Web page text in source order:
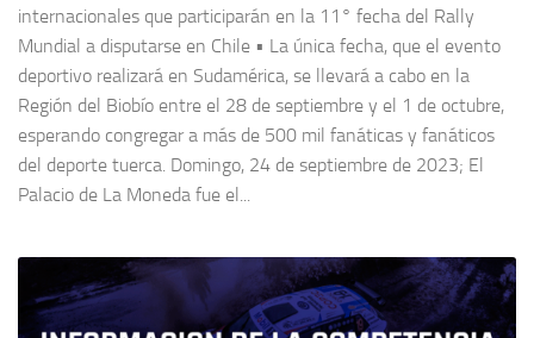
internacionales que participarán en la 11° fecha del Rally
Mundial a disputarse en Chile • La única fecha, que el evento
deportivo realizará en Sudamérica, se llevará a cabo en la
Región del Biobío entre el 28 de septiembre y el 1 de octubre,
esperando congregar a más de 500 mil fanáticas y fanáticos
del deporte tuerca. Domingo, 24 de septiembre de 2023; El
Palacio de La Moneda fue el...